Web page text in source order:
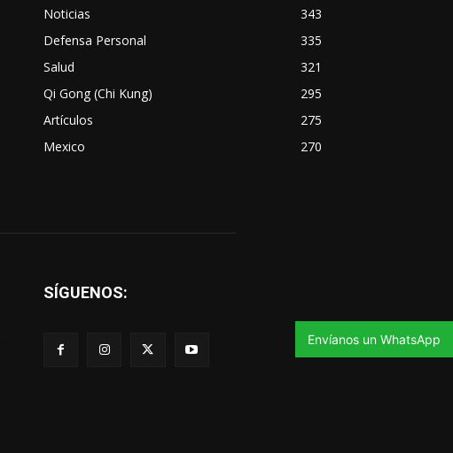
Noticias
343
Defensa Personal
335
Salud
321
Qi Gong (Chi Kung)
295
Artículos
275
Mexico
270
SÍGUENOS:
Envíanos un WhatsApp